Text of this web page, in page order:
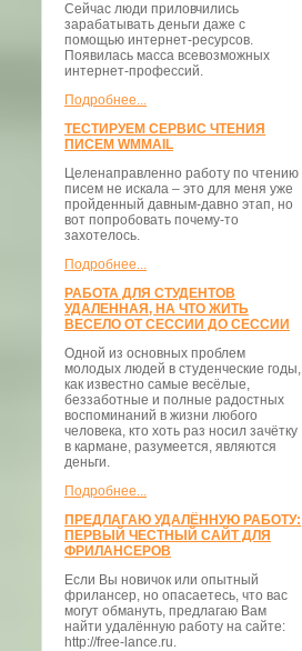
Сейчас люди приловчились
зарабатывать деньги даже с
помощью интернет-ресурсов.
Появилась масса всевозможных
интернет-профессий.
Подробнее...
ТЕСТИРУЕМ СЕРВИС ЧТЕНИЯ
ПИСЕМ WMMAIL
Целенаправленно работу по чтению
писем не искала – это для меня уже
пройденный давным-давно этап, но
вот попробовать почему-то
захотелось.
Подробнее...
РАБОТА ДЛЯ СТУДЕНТОВ
УДАЛЕННАЯ, НА ЧТО ЖИТЬ
ВЕСЕЛО ОТ СЕССИИ ДО СЕССИИ
Одной из основных проблем
молодых людей в студенческие годы,
как известно самые весёлые,
беззаботные и полные радостных
воспоминаний в жизни любого
человека, кто хоть раз носил зачётку
в кармане, разумеется, являются
деньги.
Подробнее...
ПРЕДЛАГАЮ УДАЛЁННУЮ РАБОТУ:
ПЕРВЫЙ ЧЕСТНЫЙ САЙТ ДЛЯ
ФРИЛАНСЕРОВ
Если Вы новичок или опытный
фрилансер, но опасаетесь, что вас
могут обмануть, предлагаю Вам
найти удалённую работу на сайте:
http://free-lance.ru.